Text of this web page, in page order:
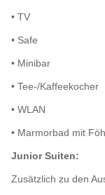
• TV
• Safe
• Minibar
• Tee-/Kaffeekocher
• WLAN
• Marmorbad mit
Junior Suiten:
Zusätzlich zu den